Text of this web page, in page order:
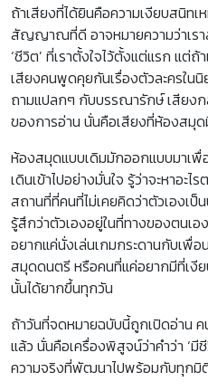
ถ้าเสียงที่ได้ยินคือความเงียบสนิท
สัญญาณที่ดี อาจหมายความว่าเร
‘ชีวิต’ ที่เราตั้งใจไว้ตั้งแต่แรก แต่
เสียงคนพูดคุยกันเรื่องตัวละครใน
ถามแปลกๆ กับบรรณารักษ์ เสียง
ของการอ่าน นั่นคือเสียงที่ห้องสมุ
ห้องสมุดแบบเดิมมักออกแบบมาเ
เดินเข้าไปอย่างมั่นใจ รู้ว่าจะหาอะ
สถานที่ที่คนที่ไม่เคยคิดว่าตัวเองเป็
รู้สึกว่าตัวเองอยู่ในที่ทางของตนเอ
อยากแค่นั่งเล่นเกมกระดานกับเพื่
สมุดดนตรี หรือคนที่แค่อยากมีที่เงี
นั้นได้ยากขึ้นทุกวัน
ถ้าวันที่จดหมายฉบับนี้ถูกเปิดอ่าน
แล้ว นั่นคือเครื่องพิสูจน์ว่าคำว่า ‘มี
ความจริงที่พัฒนาไปพร้อมกับทุกมิ